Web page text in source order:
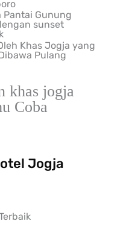
Pantai Gunung
sunset
Khas Jogja yang
Pulang
khas jogja
Coba
Jogja